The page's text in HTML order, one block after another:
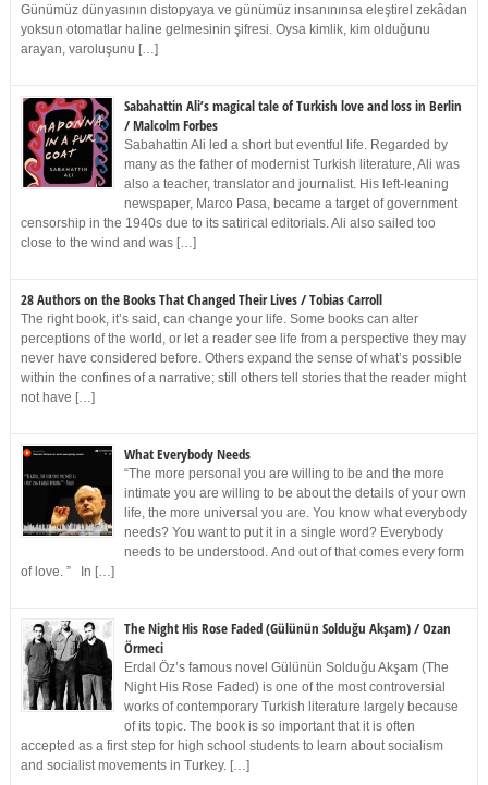
Günümüz dünyasının distopyaya ve günümüz insanınınsa eleştirel zekâdan
yoksun otomatlar haline gelmesinin şifresi. Oysa kimlik, kim olduğunu
arayan, varoluşunu […]
Sabahattin Ali’s magical tale of Turkish love and loss in Berlin
/ Malcolm Forbes
Sabahattin Ali led a short but eventful life. Regarded by
many as the father of modernist Turkish literature, Ali was
also a teacher, translator and journalist. His left-leaning
newspaper, Marco Pasa, became a target of government
censorship in the 1940s due to its satirical editorials. Ali also sailed too
close to the wind and was […]
28 Authors on the Books That Changed Their Lives / Tobias Carroll
The right book, it’s said, can change your life. Some books can alter
perceptions of the world, or let a reader see life from a perspective they may
never have considered before. Others expand the sense of what’s possible
within the confines of a narrative; still others tell stories that the reader might
not have […]
What Everybody Needs
“The more personal you are willing to be and the more
intimate you are willing to be about the details of your own
life, the more universal you are. You know what everybody
needs? You want to put it in a single word? Everybody
needs to be understood. And out of that comes every form
of love. ” In […]
The Night His Rose Faded (Gülünün Solduğu Akşam) / Ozan
Örmeci
Erdal Öz’s famous novel Gülünün Solduğu Akşam (The
Night His Rose Faded) is one of the most controversial
works of contemporary Turkish literature largely because
of its topic. The book is so important that it is often
accepted as a first step for high school students to learn about socialism
and socialist movements in Turkey. […]